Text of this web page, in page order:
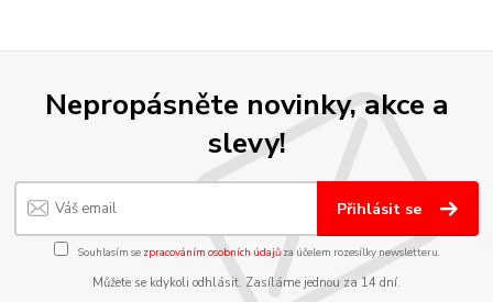
Nepropásněte novinky, akce a
slevy!
Přihlásit se
Souhlasím se zpracováním osobních údajůza účelem rozesílky newsletteru.
Můžete se kdykoli odhlásit. Zasíláme jednou za 14 dní.